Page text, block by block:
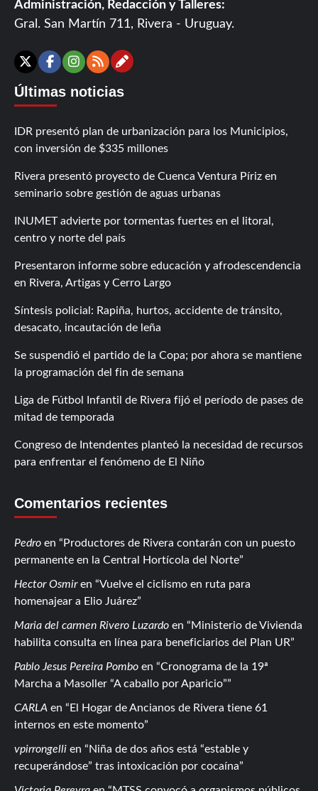
Administración, Redacción y Talleres:
Gral. San Martín 711, Rivera - Uruguay.
X Facebook
Instagram
RSSContáctanos
Últimas noticias
IDR presentó plan de urbanización para los Municipios,
con inversión de $335 millones
Rivera presentó proyecto de Cuenca Ventura Píriz en
seminario sobre gestión de aguas urbanas
INUMET advierte por tormentas fuertes en el litoral,
centro y norte del país
Presentaron informe sobre educación y afrodescendencia
en Rivera, Artigas y Cerro Largo
Síntesis policial: Rapiña, hurtos, accidente de tránsito,
desacato, incautación de leña
Se suspendió el partido de la Copa; por ahora se mantiene
la programación del fin de semana
Liga de Fútbol Infantil de Rivera fijó el período de pases de
mitad de temporada
Congreso de Intendentes planteó la necesidad de recursos
para enfrentar el fenómeno de El Niño
Comentarios recientes
Pedro en
Productores de Rivera contarán con un puesto
permanente en la Central Hortícola del Norte
Hector Osmiren
Vuelve el ciclismo en ruta para
homenajear a Elio Juárez
Maria del carmen Rivero Luzardo en
Ministerio de Vivienda
habilita consulta en línea para beneficiarios del Plan UR
Pablo Jesus Pereira Pombo en
Cronograma de la 19ª
Marcha a Masoller “A caballo por Aparicio”
CARLA en
El Hogar de Ancianos de Rivera tiene 61
internos en este momento
vpirrongelli en
Niña de dos años está “estable y
recuperándose” tras intoxicación por cocaína